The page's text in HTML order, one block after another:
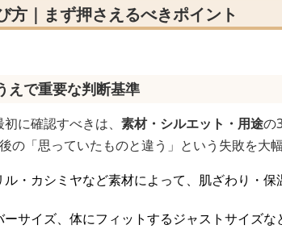
方｜まず押さえるべきポイント
えで重要な判断基準
に確認すべきは、 素材・シルエット・用途の
の「思っていたものと違う」という失敗を大幅
・カシミヤなど素材によって、肌ざわり・
ーサイズ、体にフィットするジャストサイズ